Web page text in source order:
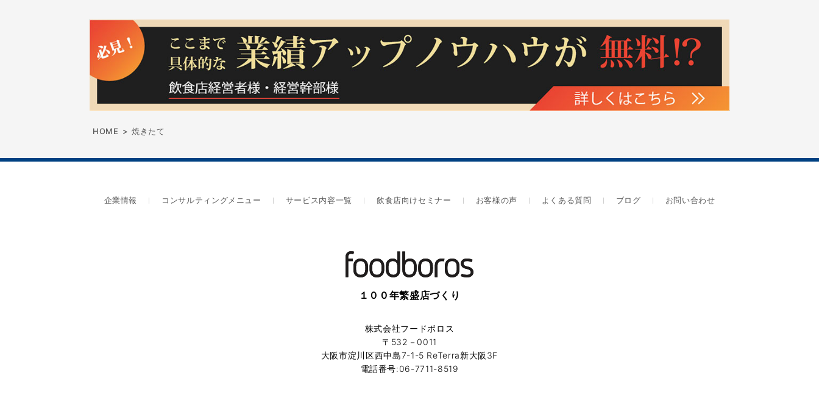
HOME > 焼きたて
企業情報 コンサルティングメニュー サービス内容一覧 飲食店向けセミナー お客様の声 よくある質問 ブログ お問い合わせ
１００年繁盛店づくり
株式会社フードボロス
〒532－0011
大阪市淀川区西中島7-1-5 ReTerra新大阪3F
電話番号:06-7711-8519